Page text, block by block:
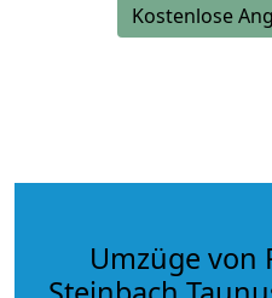
Kostenlose
Umzüge von